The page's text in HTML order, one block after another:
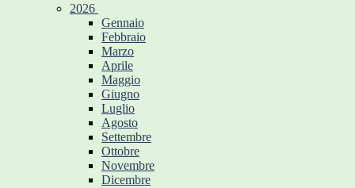
2026
Gennaio
Febbraio
Marzo
Aprile
Maggio
Giugno
Luglio
Agosto
Settembre
Ottobre
Novembre
Dicembre